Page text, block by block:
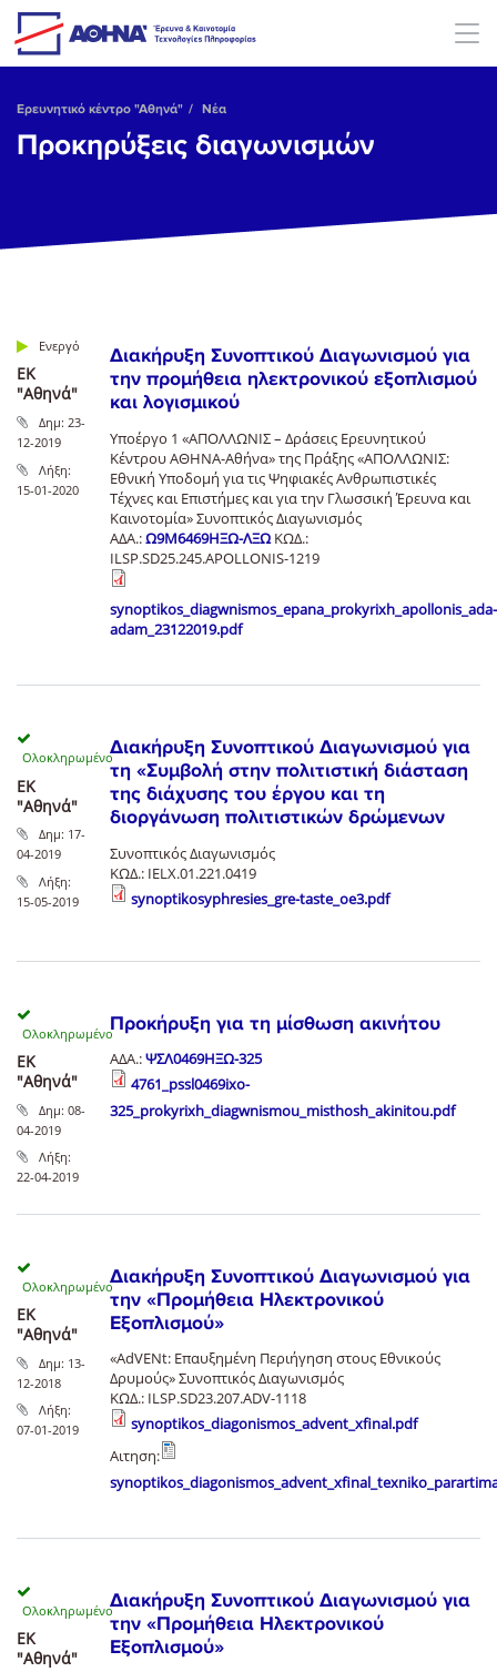
Skip to main content
Ερευνητικό κέντρο "Αθηνά" Νέα
Προκηρύξεις διαγωνισμών
Διακήρυξη Συνοπτικού Διαγωνισμού για
την προμήθεια ηλεκτρονικού εξοπλισμού
και λογισμικού
Υποέργο 1 «ΑΠΟΛΛΩΝΙΣ – Δράσεις Ερευνητικού
Κέντρου ΑΘΗΝΑ-Αθήνα» της Πράξης «ΑΠΟΛΛΩΝΙΣ:
Εθνική Υποδομή για τις Ψηφιακές Ανθρωπιστικές
Τέχνες και Επιστήμες και για την Γλωσσική Έρευνα και
Καινοτομία» Συνοπτικός Διαγωνισμός
ΑΔΑ.:Ω9Μ6469ΗΞΩ-ΛΞΩΚΩΔ.:
ILSP.SD25.245.APOLLONIS-1219
synoptikos_diagwnismos_epana_prokyrixh_apollonis_ada-
adam_23122019.pdf
ΕΚ
"Αθηνά"
Δημ: 23-
12-2019
Λήξη:
15-01-2020
Διακήρυξη Συνοπτικού Διαγωνισμού για
τη «Συμβολή στην πολιτιστική διάσταση
της διάχυσης του έργου και τη
διοργάνωση πολιτιστικών δρώμενων
Συνοπτικός Διαγωνισμός
ΚΩΔ.: IELX.01.221.0419
synoptikosyphresies_gre-taste_oe3.pdf
ΕΚ
"Αθηνά"
Δημ: 17-
04-2019
Λήξη:
15-05-2019
Προκήρυξη για τη μίσθωση ακινήτου
ΑΔΑ.:ΨΣΛ0469ΗΞΩ-325
4761_pssl0469ixo-
325_prokyrixh_diagwnismou_misthosh_akinitou.pdf
ΕΚ
"Αθηνά"
Δημ: 08-
04-2019
Λήξη:
22-04-2019
Διακήρυξη Συνοπτικού Διαγωνισμού για
την «Προμήθεια Ηλεκτρονικού
Εξοπλισμού»
«AdVENt: Επαυξημένη Περιήγηση στους Εθνικούς
Δρυμούς» Συνοπτικός Διαγωνισμός
ΚΩΔ.: ILSP.SD23.207.ADV-1118
synoptikos_diagonismos_advent_xfinal.pdf
Αιτηση:
ΕΚ
"Αθηνά"
Δημ: 13-
12-2018
Λήξη:
07-01-2019
Διακήρυξη Συνοπτικού Διαγωνισμού για
την «Προμήθεια Ηλεκτρονικού
Εξοπλισμού»
ΕΚ
"Αθηνά"